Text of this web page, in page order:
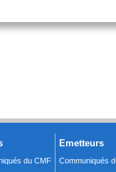
du CMF
Emetteurs
Communiqués